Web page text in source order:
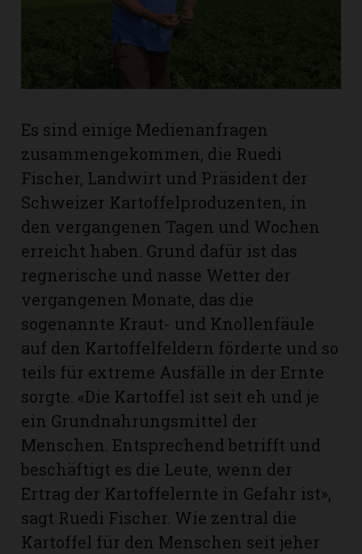
Es sind einige Medienanfragen
zusammengekommen, die Ruedi
Fischer, Landwirt und Präsident der
Schweizer Kartoffelproduzenten, in
den vergangenen Tagen und Wochen
erreicht haben. Grund dafür ist das
regnerische und nasse Wetter der
vergangenen Monate, das die
sogenannte Kraut- und Knollenfäule
auf den Kartoffelfeldern förderte und so
teils für extreme Ausfälle in der Ernte
sorgte. «Die Kartoffel ist seit eh und je
ein Grundnahrungsmittel der
Menschen. Entsprechend betrifft und
beschäftigt es die Leute, wenn der
Ertrag der Kartoffelernte in Gefahr ist»,
sagt Ruedi Fischer. Wie zentral die
Kartoffel für den Menschen seit jeher